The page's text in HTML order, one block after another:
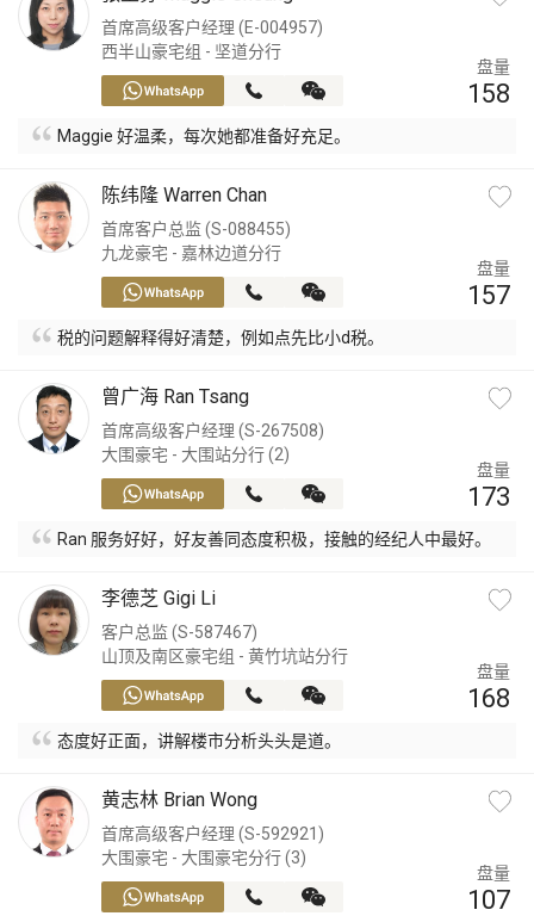
首席高级客户经理 (E-004957)
西半山豪宅组 - 坚道分行
Maggie 好温柔，每次她都准备好充足。
盘量
158
陈纬隆 Warren Chan
首席客户总监 (S-088455)
九龙豪宅 - 嘉林边道分行
税的问题解释得好清楚，例如点先比小d税。
盘量
157
曾广海 Ran Tsang
首席高级客户经理 (S-267508)
大围豪宅 - 大围站分行 (2)
Ran 服务好好，好友善同态度积极，接触的经纪人中最好。
盘量
173
李德芝 Gigi Li
客户总监 (S-587467)
山顶及南区豪宅组 - 黄竹坑站分行
态度好正面，讲解楼市分析头头是道。
盘量
168
黄志林 Brian Wong
首席高级客户经理 (S-592921)
大围豪宅 - 大围豪宅分行 (3)
盘量
107